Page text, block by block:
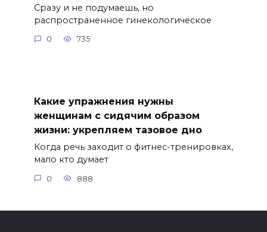
Сразу и не подумаешь, но
распространенное гинекологическое
0 735
Какие упражнения нужны
женщинам с сидячим образом
жизни: укрепляем тазовое дно
Когда речь заходит о фитнес-тренировках,
мало кто думает
0 888